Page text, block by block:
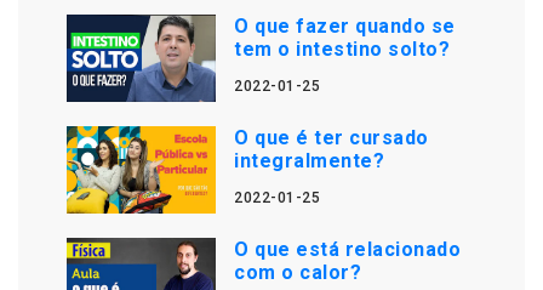
O que fazer quando se
tem o intestino solto?
2022-01-25
O que é ter cursado
integralmente?
2022-01-25
O que está relacionado
com o calor?